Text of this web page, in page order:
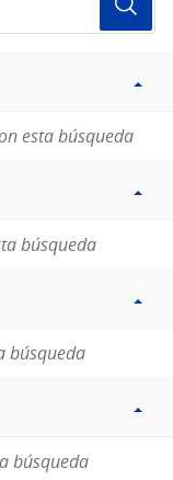
esta búsqueda
búsqueda
búsqueda
búsqueda